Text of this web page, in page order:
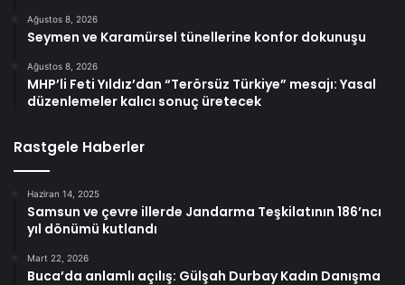
Ağustos 8, 2026
Seymen ve Karamürsel tünellerine konfor dokunuşu
Ağustos 8, 2026
MHP’li Feti Yıldız’dan “Terörsüz Türkiye” mesajı: Yasal
düzenlemeler kalıcı sonuç üretecek
Rastgele Haberler
Haziran 14, 2025
Samsun ve çevre illerde Jandarma Teşkilatının 186’ncı
yıl dönümü kutlandı
Mart 22, 2026
Buca’da anlamlı açılış: Gülşah Durbay Kadın Danışma